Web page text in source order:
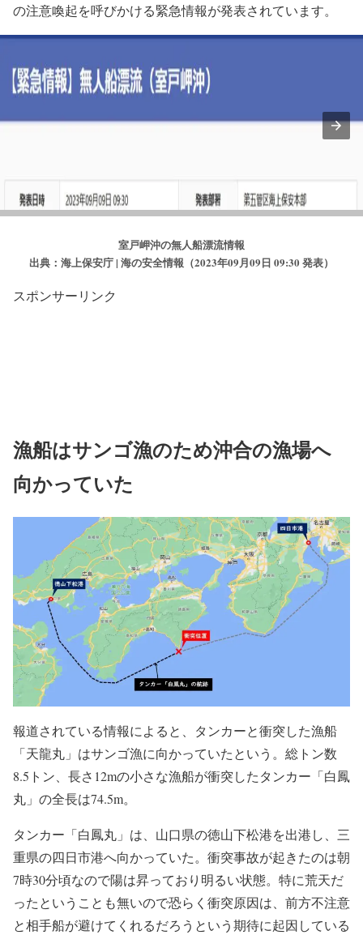
の注意喚起を呼びかける緊急情報が発表されています。
室戸岬沖の無人船漂流情報
出典：海上保安庁 | 海の安全情報（2023年09月09日 09:30 発表）
スポンサーリンク
漁船はサンゴ漁のため沖合の漁場へ
向かっていた
報道されている情報によると、タンカーと衝突した漁船
「天龍丸」はサンゴ漁に向かっていたという。総トン数
8.5トン、長さ12mの小さな漁船が衝突したタンカー「白鳳
丸」の全長は74.5m。
タンカー「白鳳丸」は、山口県の徳山下松港を出港し、三
重県の四日市港へ向かっていた。衝突事故が起きたのは朝
7時30分頃なので陽は昇っており明るい状態。特に荒天だ
ったということも無いので恐らく衝突原因は、前方不注意
と相手船が避けてくれるだろうという期待に起因している